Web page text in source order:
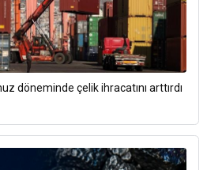
döneminde çelik ihracatını arttırdı